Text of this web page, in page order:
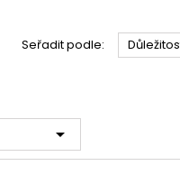
Seřadit podle:
